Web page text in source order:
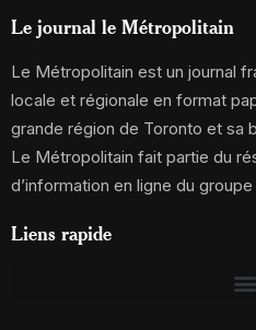
Le journal le Métropolitain
Le Métropolitain est un journal
locale et régionale en format
grande région de Toronto et sa
Le Métropolitain fait partie du
d’information en ligne du
Liens rapide